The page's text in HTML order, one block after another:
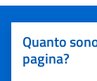
Quanto
pagina?